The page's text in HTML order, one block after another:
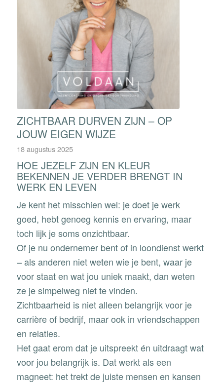
ZICHTBAAR DURVEN ZIJN – OP
JOUW EIGEN WIJZE
18 augustus 2025
HOE JEZELF ZIJN EN KLEUR
BEKENNEN JE VERDER BRENGT IN
WERK EN LEVEN
Je kent het misschien wel: je doet je werk
goed, hebt genoeg kennis en ervaring, maar
toch lijk je soms onzichtbaar.
Of je nu ondernemer bent of in loondienst werkt
– als anderen niet weten wie je bent, waar je
voor staat en wat jou uniek maakt, dan weten
ze je simpelweg niet te vinden.
Zichtbaarheid is niet alleen belangrijk voor je
carrière of bedrijf, maar ook in vriendschappen
en relaties.
Het gaat erom dat je uitspreekt én uitdraagt wat
voor jou belangrijk is. Dat werkt als een
magneet: het trekt de juiste mensen en kansen